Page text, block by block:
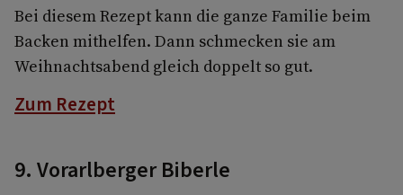
Bei diesem Rezept kann die ganze Familie beim
Backen mithelfen. Dann schmecken sie am
Weihnachtsabend gleich doppelt so gut.
Zum Rezept
9. Vorarlberger Biberle